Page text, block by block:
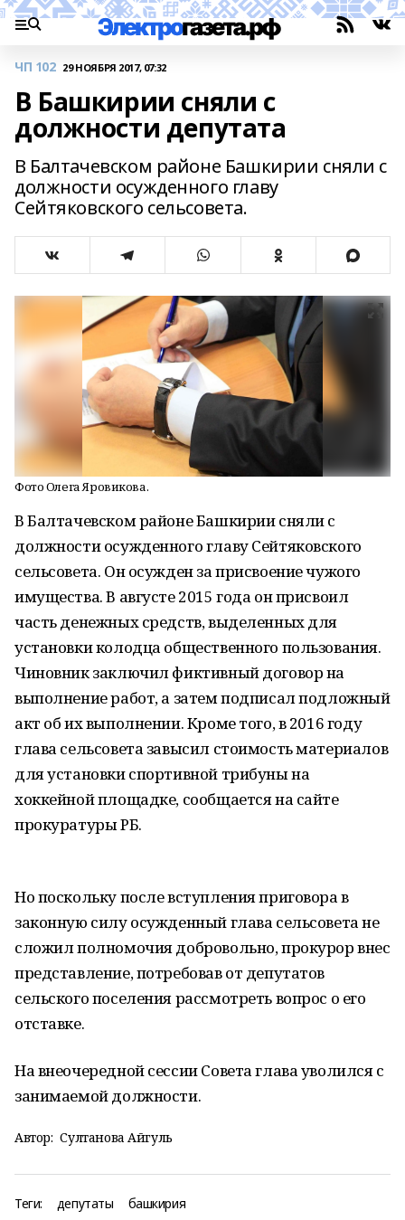
ЧП 102 29 НОЯБРЯ 2017, 07:32
В Башкирии сняли с
должности депутата
В Балтачевском районе Башкирии сняли с
должности осужденного главу
Сейтяковского сельсовета.
Фото Олега Яровикова.
В Балтачевском районе Башкирии сняли с
должности осужденного главу Сейтяковского
сельсовета. Он осужден за присвоение чужого
имущества. В августе 2015 года он присвоил
часть денежных средств, выделенных для
установки колодца общественного пользования.
Чиновник заключил фиктивный договор на
выполнение работ, а затем подписал подложный
акт об их выполнении. Кроме того, в 2016 году
глава сельсовета завысил стоимость материалов
для установки спортивной трибуны на
хоккейной площадке, сообщается на сайте
прокуратуры РБ.
Но поскольку после вступления приговора в
законную силу осужденный глава сельсовета не
сложил полномочия добровольно, прокурор внес
представление, потребовав от депутатов
сельского поселения рассмотреть вопрос о его
отставке.
На внеочередной сессии Совета глава уволился с
занимаемой должности.
Автор: Султанова Айгуль
Теги: депутаты башкирия